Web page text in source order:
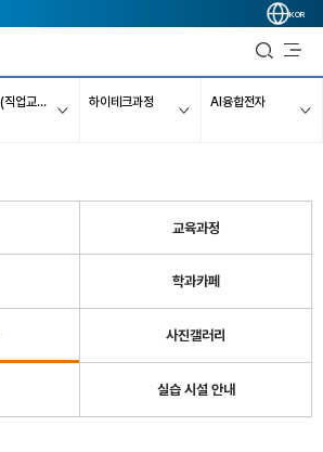
KOR
비학위(직업교육)과정 하이테크과정 AI융합전자
교육과정
학과카페
사진갤러리
실습 시설 안내